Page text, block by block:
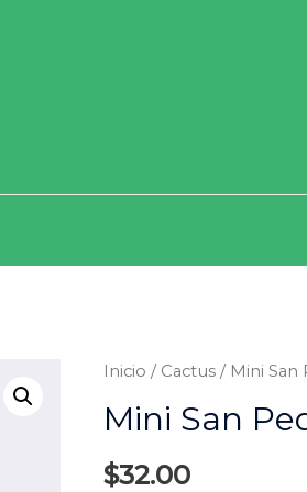
Inicio / Cactus / Mini San
Mini San
$32.00